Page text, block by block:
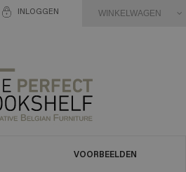
INLOGGEN WINKELWAGEN
VOORBEELDEN